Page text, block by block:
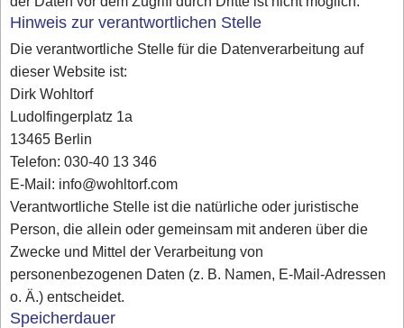
Hinweis zur verantwortlichen Stelle
Die verantwortliche Stelle für die Datenverarbeitung auf
dieser Website ist:
Dirk Wohltorf
Ludolfingerplatz 1a
13465 Berlin
Telefon: 030-40 13 346
E-Mail: info@wohltorf.com
Verantwortliche Stelle ist die natürliche oder juristische
Person, die allein oder gemeinsam mit anderen über die
Zwecke und Mittel der Verarbeitung von
personenbezogenen Daten (z. B. Namen, E-Mail-Adressen
o. Ä.) entscheidet.
Speicherdauer